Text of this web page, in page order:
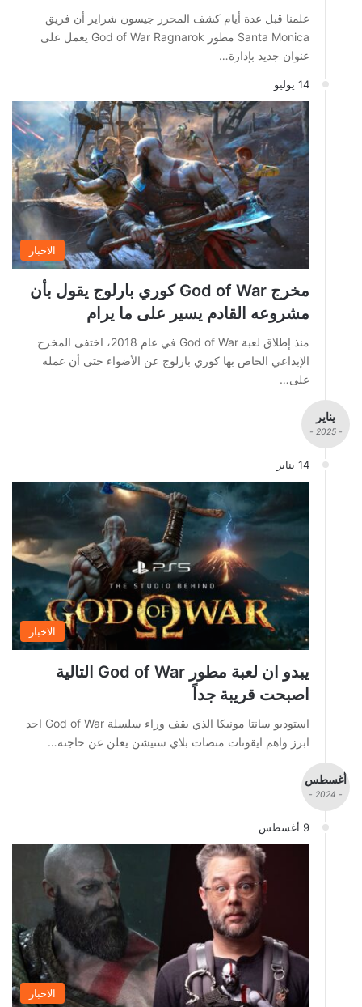
علمنا قبل عدة أيام كشف المحرر جيسون شراير أن فريق
Santa Monica مطور God of War Ragnarok يعمل على
عنوان جديد بإدارة…
14 يوليو
الاخبار
مخرج God of War كوري بارلوج يقول بأن
مشروعه القادم يسير على ما يرام
منذ إطلاق لعبة God of War في عام 2018، اختفى المخرج
الإبداعي الخاص بها كوري بارلوج عن الأضواء حتى أن عمله
على…
يناير
- 2025 -
14 يناير
الاخبار
يبدو ان لعبة مطور God of War التالية
اصبحت قريبة جداً
استوديو سانتا مونيكا الذي يقف وراء سلسلة God of War احد
ابرز واهم ايقونات منصات بلاي ستيشن يعلن عن حاجته…
أغسطس
- 2024 -
9 أغسطس
الاخبار